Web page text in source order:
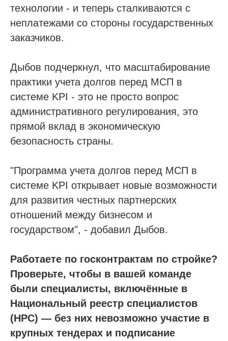
технологии - и теперь сталкиваются с
неплатежами со стороны государственных
заказчиков.
Дыбов подчеркнул, что масштабирование
практики учета долгов перед МСП в
системе KPI - это не просто вопрос
административного регулирования, это
прямой вклад в экономическую
безопасность страны.
"Программа учета долгов перед МСП в
системе KPI открывает новые возможности
для развития честных партнерских
отношений между бизнесом и
государством", - добавил Дыбов.
Работаете по госконтрактам по стройке?
Проверьте, чтобы в вашей команде
были специалисты, включённые в
Национальный реестр специалистов
(НРС) — без них невозможно участие в
крупных тендерах и подписание
О компании
Строительно-монтажные СРО
Проектные СРО
Изыскания СРО
Независимая оценка квалификации (НОК)
Покупка готовой компании (ООО)
Пройти отбор на тендеры в ФКР
Актуальные отборы ФКР в вашем регионе
Гарантии
Наша команда
Доп услуги
Лицензии
Лицензия на лом металлов
Лицензия МЧС